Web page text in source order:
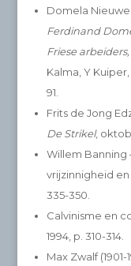
Domela
Ferdinand
Friese arbeiders,
Kalma, Y
91.
Frits de Jong
De Strikel,
Willem Banning
vrijzinnigheid
335-350.
Calvinisme en
1994, p. 310-314.
Max Zwalf